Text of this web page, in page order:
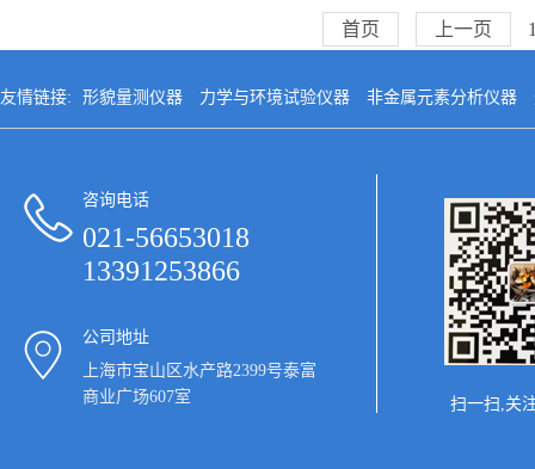
首页 上一页
友情链接: 形貌量测仪器 力学与环境试验仪器 非金属元素分析仪器
咨询电话
021-56653018
13391253866
公司地址
上海市宝山区水产路2399号泰富
商业广场607室
扫一扫,关